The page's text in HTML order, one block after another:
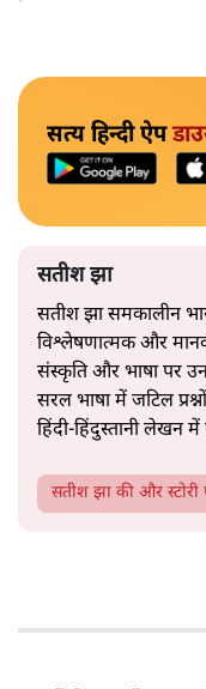
सत्य हिन्दी ऐप
सतीश झा
सतीश झा समकालीन
विश्लेषणात्मक और
संस्कृति और भाषा पर
सरल भाषा में जटिल
हिंदी‑हिंदुस्तानी लेखन में
सतीश झा की और स्टोरी